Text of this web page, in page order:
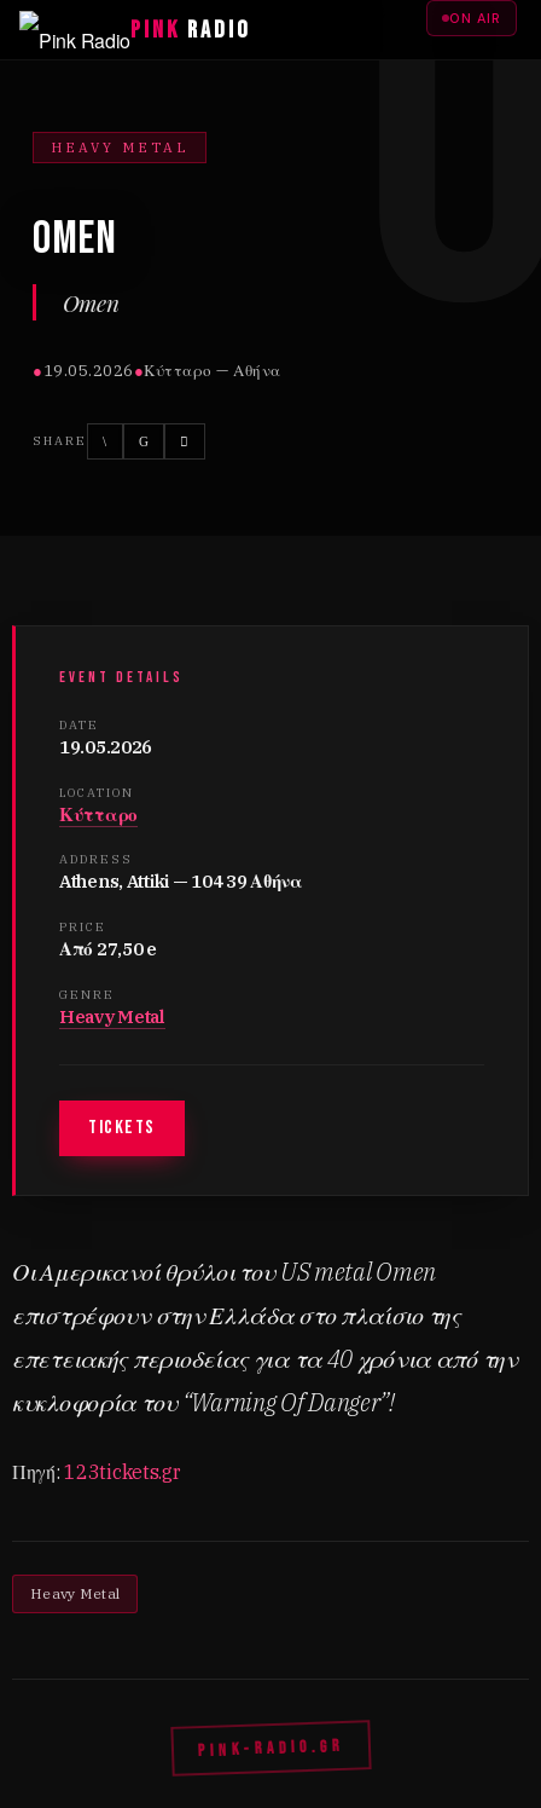
PINK RADIO ON AIR
HEAVY METAL
Omen
Omen
●19.05.2026●Κύτταρο — Αθήνα
SHARE
EVENT DETAILS
DATE
19.05.2026
LOCATION
Κύτταρο
ADDRESS
Athens, Attiki — 104 39 Αθήνα
PRICE
Από 27,50 e
GENRE
Heavy Metal
TICKETS
Οι Αμερικανοί θρύλοι του US metal Omen
επιστρέφουν στην Ελλάδα στο πλαίσιο της
επετειακής περιοδείας για τα 40 χρόνια από την
κυκλοφορία του “Warning Of Danger”!
Πηγή:123tickets.gr
Heavy Metal
PINK-RADIO.GR